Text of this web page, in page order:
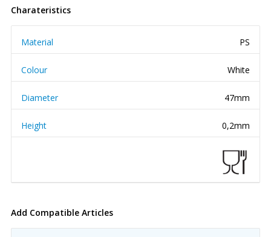
Charateristics
Material PS
Colour White
Diameter 47mm
Height 0,2mm
Add Compatible Articles